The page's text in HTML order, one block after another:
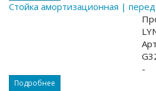
Стойка амортизационная |
-
Подробнее